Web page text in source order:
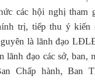
các hội nghị tham
trị, tiếp thu ý kiến
là lãnh đạo
lãnh đạo các sở, ban,
Chấp hành, Ban